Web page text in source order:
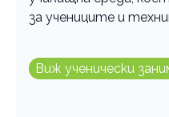
за учениците и
Виж ученически